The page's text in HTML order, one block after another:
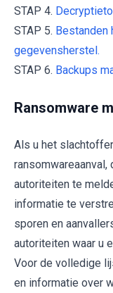
STAP 4.
STAP 5. Bestanden
gegevensherstel.
STAP 6. Backups
Ransomware
Als u het
ransomwareaanval,
autoriteiten te
informatie te
sporen en
autoriteiten waar u
Voor de volledige
en informatie over